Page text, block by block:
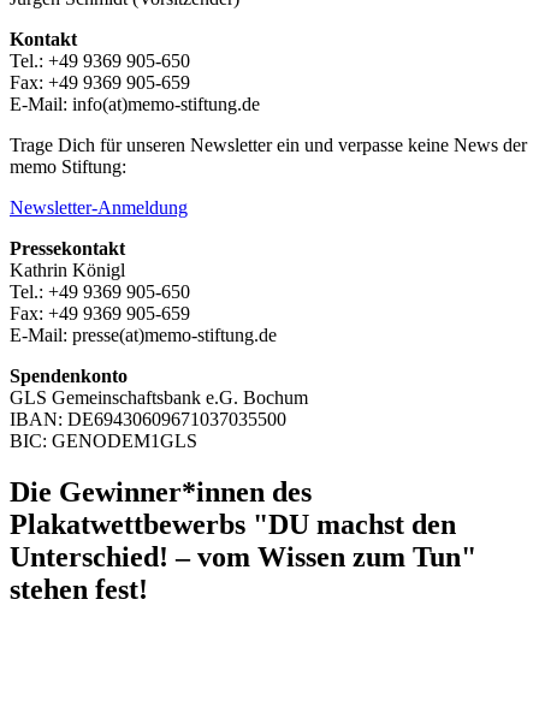
Kontakt
Tel.: +49 9369 905-650
Fax: +49 9369 905-659
E-Mail: info(at)memo-stiftung.de
Trage Dich für unseren Newsletter ein und verpasse keine News der
memo Stiftung:
Newsletter-Anmeldung
Pressekontakt
Kathrin Königl
Tel.: +49 9369 905-650
Fax: +49 9369 905-659
E-Mail: presse(at)memo-stiftung.de
Spendenkonto
GLS Gemeinschaftsbank e.G. Bochum
IBAN: DE69430609671037035500
BIC: GENODEM1GLS
Die Gewinner*innen des
Plakatwettbewerbs "DU machst den
Unterschied! – vom Wissen zum Tun"
stehen fest!